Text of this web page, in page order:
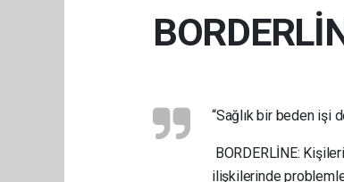
“Sağlık bir beden işi
BORDERLİNE:
ilişkilerinde